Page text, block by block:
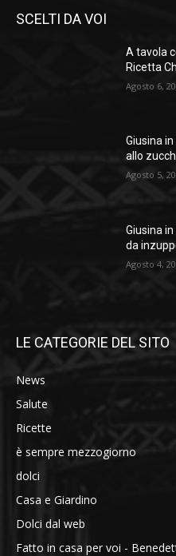
SCELTI DA VOI
A tavola
Ricetta
Agosto 6,
Giusina
allo
Agosto 5,
Giusina
da
Agosto 4,
LE CATEGORIE DEL SITO
News
Salute
Ricette
è sempre mezzogiorno
dolci
Casa e Giardino
Dolci dal web
Fatto in casa per voi -